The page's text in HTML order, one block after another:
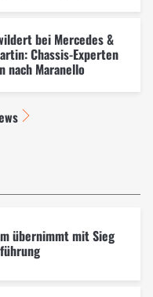
bei Mercedes &
Chassis-Experten
nach Maranello
übernimmt mit Sieg